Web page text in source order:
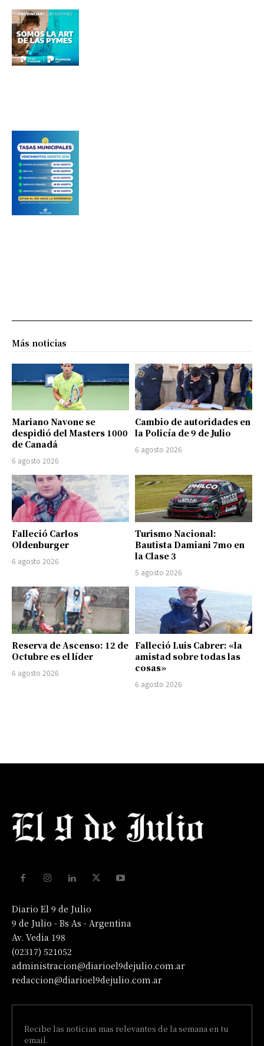
Más noticias
Mariano Navone se
despidió del Masters 1000
de Canadá
6 agosto 2026
Cambio de autoridades en
la Policía de 9 de Julio
6 agosto 2026
Falleció Carlos
Oldenburger
6 agosto 2026
Turismo Nacional:
Bautista Damiani 7mo en
la Clase 3
5 agosto 2026
Reserva de Ascenso: 12 de
Octubre es el líder
6 agosto 2026
Falleció Luis Cabrer: «la
amistad sobre todas las
cosas»
6 agosto 2026
Diario El 9 de Julio
9 de Julio - Bs As - Argentina
Av. Vedia 198
(02317) 521052
administracion@diarioel9dejulio.com.ar
redaccion@diarioel9dejulio.com.ar
Recibe las noticias mas relevantes de la semana en tu
email.